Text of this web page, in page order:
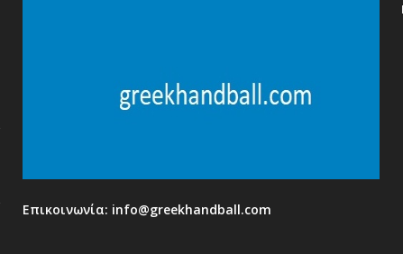
Επικοινωνία: info@greekhandball.com